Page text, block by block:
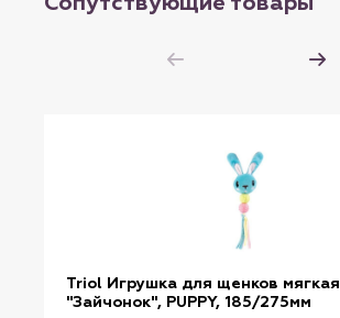
Triol Игрушка для щенков мягкая
"Зайчонок", PUPPY, 185/275мм